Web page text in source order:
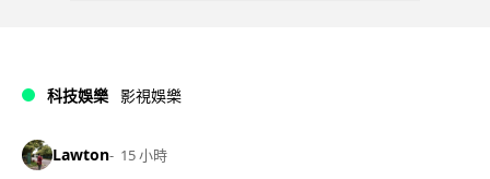
科技娛樂 影視娛樂
Lawton 15 小時